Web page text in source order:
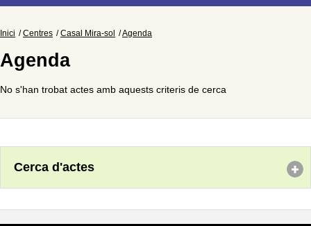
Inici Centres Casal Mira-sol Agenda
Agenda
No s'han trobat actes amb aquests criteris de cerca
Cerca d'actes